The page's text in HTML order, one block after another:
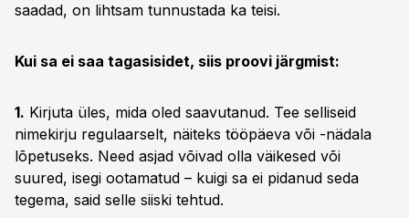
saadad, on lihtsam tunnustada ka teisi.
Kui sa ei saa tagasisidet, siis proovi järgmist:
1. Kirjuta üles, mida oled saavutanud. Tee selliseid
nimekirju regulaarselt, näiteks tööpäeva või -nädala
lõpetuseks. Need asjad võivad olla väikesed või
suured, isegi ootamatud – kuigi sa ei pidanud seda
tegema, said selle siiski tehtud.